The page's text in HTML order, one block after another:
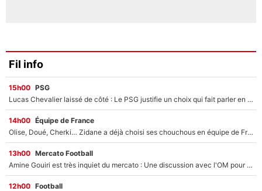
Fil info
15h00 PSG
Lucas Chevalier laissé de côté : Le PSG justifie un choix qui fait parler en plein mercato
14h00 Équipe de France
Olise, Doué, Cherki… Zidane a déjà choisi ses chouchous en équipe de France ? L’IA annonce des surprises sans Kylian Mbappé !
13h00 Mercato Football
Amine Gouiri est très inquiet du mercato : Une discussion avec l'OM pour acter son transfert !
12h00 Football